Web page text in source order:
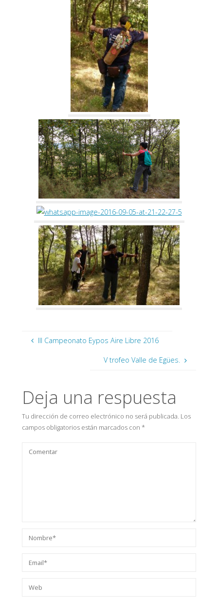
III Campeonato Eypos Aire Libre 2016
V trofeo Valle de Egües.
Deja una respuesta
Tu dirección de correo electrónico no será publicada. Los
campos obligatorios están marcados con *